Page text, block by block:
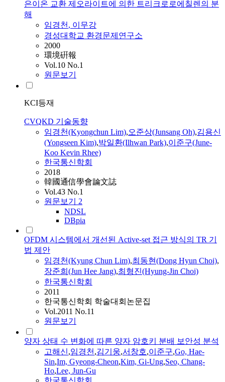
은이온 교환 제오라이트에 의한 트리크로로에칠렌의 분
해
임경천, 이무강
경성대학교 환경문제연구소
2000
環境硏報
Vol.10 No.1
원문보기
KCI등재
CVQKD 기술동향
임경천(Kyongchun Lim),오준상(Junsang Oh),김용신
(Yongseen Kim),박일환(Ilhwan Park),이준구(June-
Koo Kevin Rhee)
한국통신학회
2018
韓國通信學會論文誌
Vol.43 No.1
원문보기 2
NDSL
DBpia
OFDM 시스템에서 개선된 Active-set 접근 방식의 TR 기
법 제안
임경천(Kyung Chun Lim),최동현(Dong Hyun Choi),
장준희(Jun Hee Jang),최형진(Hyung-Jin Choi)
한국통신학회
2011
한국통신학회 학술대회논문집
Vol.2011 No.11
원문보기
양자 상태 수 변화에 따른 양자 암호키 분배 보안성 분석
고해신,임경천,김기웅,서창호,이준구,Go, Hae-
Sin,Im, Gyeong-Cheon,Kim, Gi-Ung,Seo, Chang-
Ho,Lee, Jun-Gu